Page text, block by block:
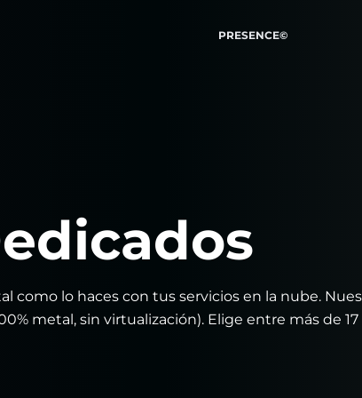
PRESENCE©
como lo haces con tus servicios en la nube.
metal, sin virtualización). Elige entre más de 17